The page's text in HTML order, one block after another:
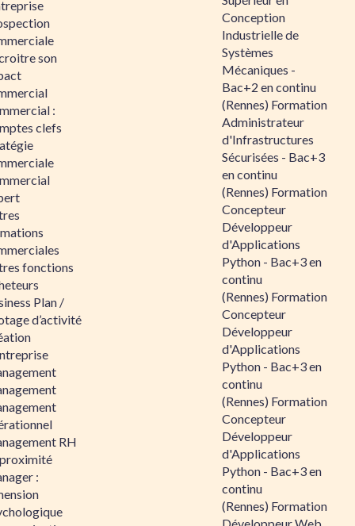
son
:
clefs
fonctions
Plan /
d’activité
RH
:
Conception
Industrielle de
Systèmes
Mécaniques -
Bac+2 en continu
(Rennes) Formation
Administrateur
d'Infrastructures
Sécurisées - Bac+3
en continu
(Rennes) Formation
Concepteur
Développeur
d'Applications
Python - Bac+3 en
continu
(Rennes) Formation
Concepteur
Développeur
d'Applications
Python - Bac+3 en
continu
(Rennes) Formation
Concepteur
Développeur
d'Applications
Python - Bac+3 en
continu
(Rennes) Formation